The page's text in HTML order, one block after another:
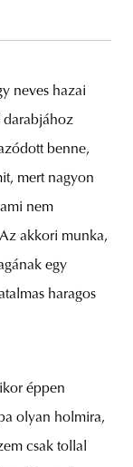
neves hazai
darabjához
benne,
mert nagyon
nem
akkori munka,
egy
haragos
éppen
olyan holmira,
csak tollal